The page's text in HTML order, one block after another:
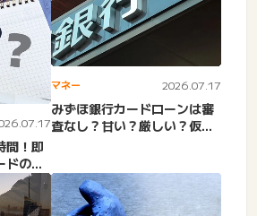
間！即
ドの目
する
マネー 2026.07.17
みずほ銀行カードローンは審
査なし？甘い？厳しい？仮審